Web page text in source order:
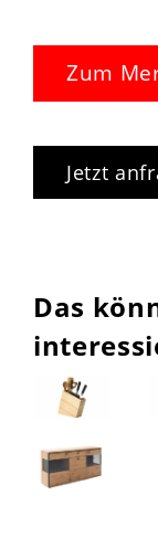
Zum
Jetzt
Das